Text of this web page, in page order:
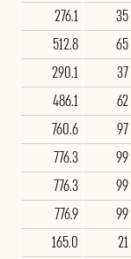
35
276.1
65
512.8
37
290.1
62
486.1
97
760.6
99
776.3
99
776.3
99
776.9
21
165.0